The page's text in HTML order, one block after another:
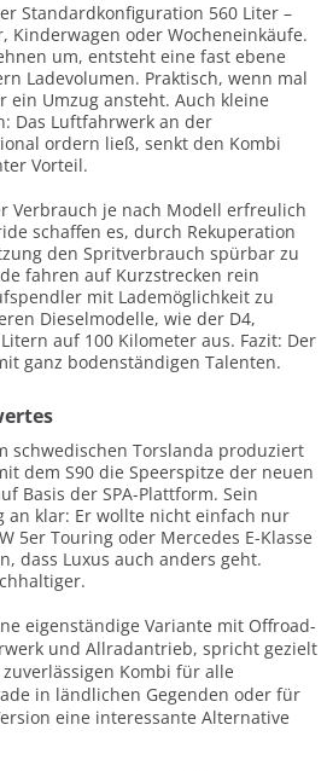
Standardkonfiguration 560 Liter –
Kinderwagen oder Wocheneinkäufe.
um, entsteht eine fast ebene
Ladevolumen. Praktisch, wenn mal
ein Umzug ansteht. Auch kleine
Das Luftfahrwerk an der
ordern ließ, senkt den Kombi
Vorteil.
Verbrauch je nach Modell erfreulich
schaffen es, durch Rekuperation
den Spritverbrauch spürbar zu
fahren auf Kurzstrecken rein
mit Lademöglichkeit zu
Dieselmodelle, wie der D4,
auf 100 Kilometer aus. Fazit: Der
ganz bodenständigen Talenten.
schwedischen Torslanda produziert
dem S90 die Speerspitze der neuen
Basis der SPA-Plattform. Sein
an klar: Er wollte nicht einfach nur
5er Touring oder Mercedes E-Klasse
dass Luxus auch anders geht.
eigenständige Variante mit Offroad-
und Allradantrieb, spricht gezielt
Kombi für alle
in ländlichen Gegenden oder für
eine interessante Alternative